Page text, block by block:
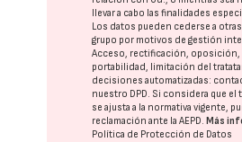
llevar a cabo las finalidades
Los datos pueden cederse a otras
grupo por motivos de gestión
Acceso, rectificación, oposición,
portabilidad, limitación del
decisiones automatizadas:
nuestro DPD. Si considera que el
se ajusta a la normativa vigente,
reclamación ante laAEPD. Más
Política de Protección de Datos